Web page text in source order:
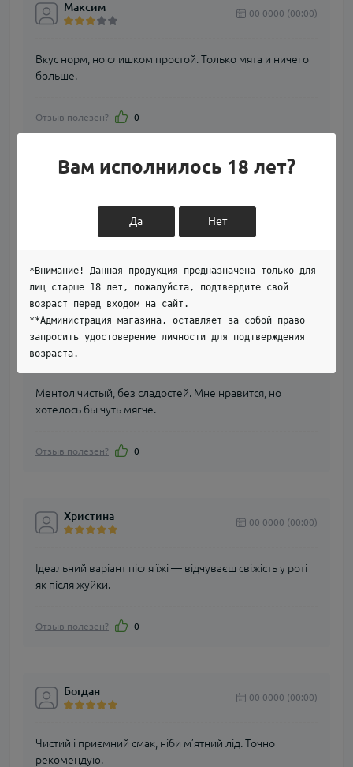
Максим 00 0000 (00:00)
Вкус норм, но слишком простой. Только мята и ничего
больше.
Отзыв полезен? 0
Дуже освіжає, немає ніякої гіркоти. Беру вдруге.
Отзыв полезен? 0
Антон
Ментол чистый, без сладостей. Мне нравится, но
хотелось бы чуть мягче.
Отзыв полезен? 0
Христина 00 0000 (00:00)
Ідеальний варіант після їжі — відчуваєш свіжість у роті
як після жуйки.
Отзыв полезен? 0
Богдан 00 0000 (00:00)
Чистий і приємний смак, ніби м’ятний лід. Точно
рекомендую.
Вам исполнилось 18 лет?
Да Нет
*Внимание! Данная продукция предназначена только для
лиц старше 18 лет, пожалуйста, подтвердите свой
возраст перед входом на сайт.
**Администрация магазина, оставляет за собой право
запросить удостоверение личности для подтверждения
возраста.